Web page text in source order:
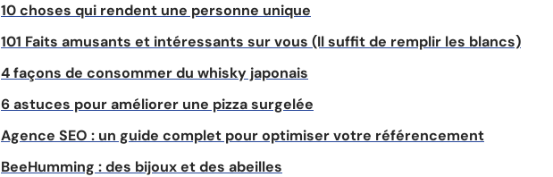
10 choses qui rendent une personne unique
101 Faits amusants et intéressants sur vous (Il suffit de remplir les blancs)
4 façons de consommer du whisky japonais
6 astuces pour améliorer une pizza surgelée
Agence SEO : un guide complet pour optimiser votre référencement
BeeHumming : des bijoux et des abeilles